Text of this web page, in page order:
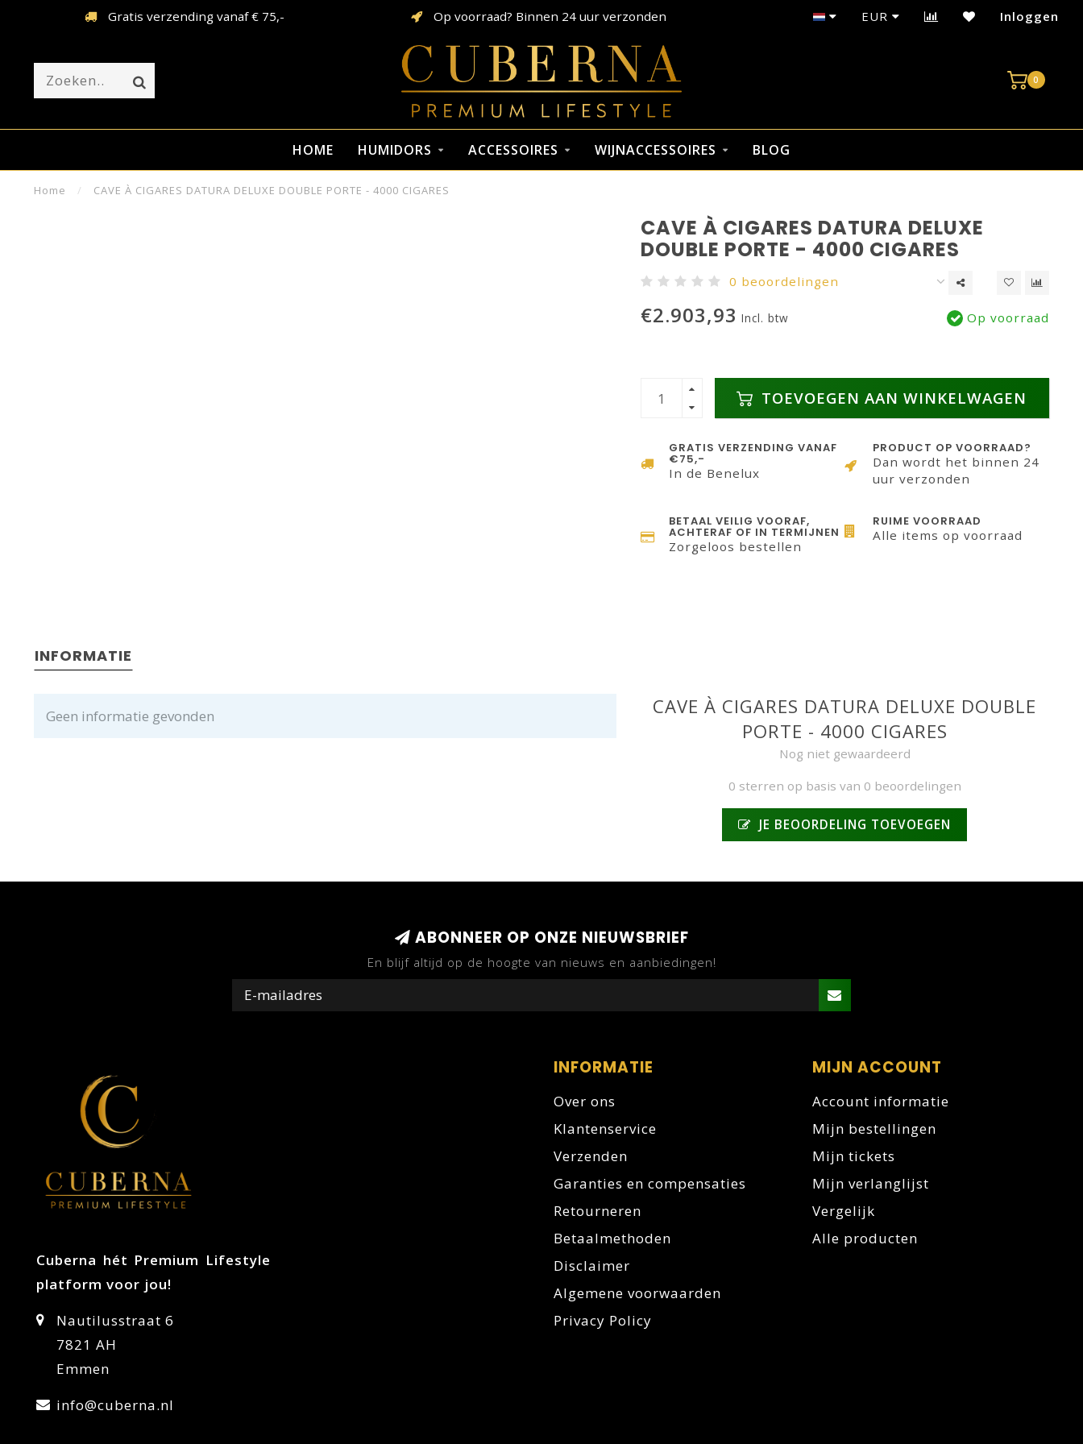
Gratis verzending vanaf € 75,- Op voorraad? Binnen 24 uur verzonden EUR Inloggen
0
HOME HUMIDORS ACCESSOIRES WIJNACCESSOIRES BLOG
Home / CAVE À CIGARES DATURA DELUXE DOUBLE PORTE - 4000 CIGARES
CAVE À CIGARES DATURA DELUXE
DOUBLE PORTE - 4000 CIGARES
0 beoordelingen
€2.903,93 Incl. btw Op voorraad
TOEVOEGEN AAN WINKELWAGEN
GRATIS VERZENDING VANAF
€75,-
In de Benelux
PRODUCT OP VOORRAAD?
Dan wordt het binnen 24
uur verzonden
BETAAL VEILIG VOORAF,
ACHTERAF OF IN TERMIJNEN
Zorgeloos bestellen
RUIME VOORRAAD
Alle items op voorraad
INFORMATIE
Geen informatie gevonden
CAVE À CIGARES DATURA DELUXE DOUBLE
PORTE - 4000 CIGARES
Nog niet gewaardeerd
0 sterren op basis van 0 beoordelingen
JE BEOORDELING TOEVOEGEN
ABONNEER OP ONZE NIEUWSBRIEF
En blijf altijd op de hoogte van nieuws en aanbiedingen!
Cuberna hét Premium Lifestyle
platform voor jou!
Nautilusstraat 6
7821 AH
Emmen
info@cuberna.nl
INFORMATIE
Over ons
Klantenservice
Verzenden
Garanties en compensaties
Retourneren
Betaalmethoden
Disclaimer
Algemene voorwaarden
Privacy Policy
MIJN ACCOUNT
Account informatie
Mijn bestellingen
Mijn tickets
Mijn verlanglijst
Vergelijk
Alle producten